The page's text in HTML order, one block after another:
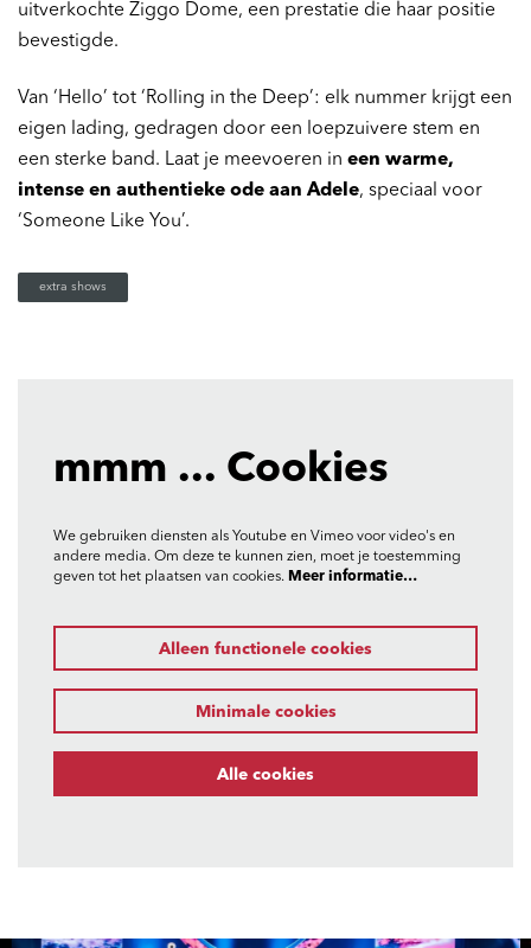
uitverkochte Ziggo Dome, een prestatie die haar positie
bevestigde.
Van ‘Hello’ tot ‘Rolling in the Deep’: elk nummer krijgt een
eigen lading, gedragen door een loepzuivere stem en
een sterke band. Laat je meevoeren in een warme,
intense en authentieke ode aan Adele, speciaal voor
‘Someone Like You’.
extra shows
mmm ... Cookies
We gebruiken diensten als Youtube en Vimeo voor video's en
andere media. Om deze te kunnen zien, moet je toestemming
geven tot het plaatsen van cookies. Meer informatie…
Alleen functionele cookies
Minimale cookies
Alle cookies